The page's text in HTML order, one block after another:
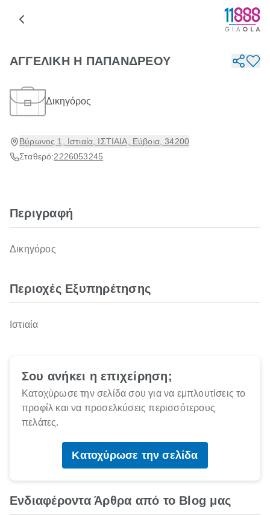
ΑΓΓΕΛΙΚΗ Η ΠΑΠΑΝΔΡΕΟΥ
Δικηγόρος
Βύρωνος 1, Ιστιαία, ΙΣΤΙΑΙΑ, Εύβοια, 34200
Σταθερό:2226053245
Περιγραφή
Δικηγόρος
Περιοχές Εξυπηρέτησης
Ιστιαία
Σου ανήκει η επιχείρηση;
Κατοχύρωσε την σελίδα σου για να εμπλουτίσεις το
προφίλ και να προσελκύσεις περισσότερους
πελάτες.
Κατοχύρωσε την σελίδα
Ενδιαφέροντα Άρθρα από το Blog μας